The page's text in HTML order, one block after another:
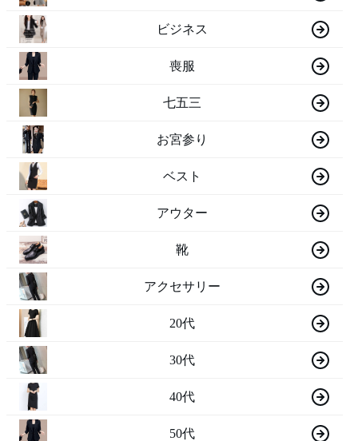
ビジネス
喪服
七五三
お宮参り
ベスト
アウター
靴
アクセサリー
20代
30代
40代
50代